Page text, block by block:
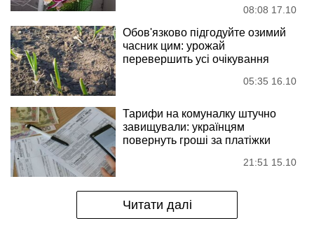
08:08 17.10
Обов'язково підгодуйте озимий
часник цим: урожай
перевершить усі очікування
05:35 16.10
Тарифи на комуналку штучно
завищували: українцям
повернуть гроші за платіжки
21:51 15.10
Читати далі